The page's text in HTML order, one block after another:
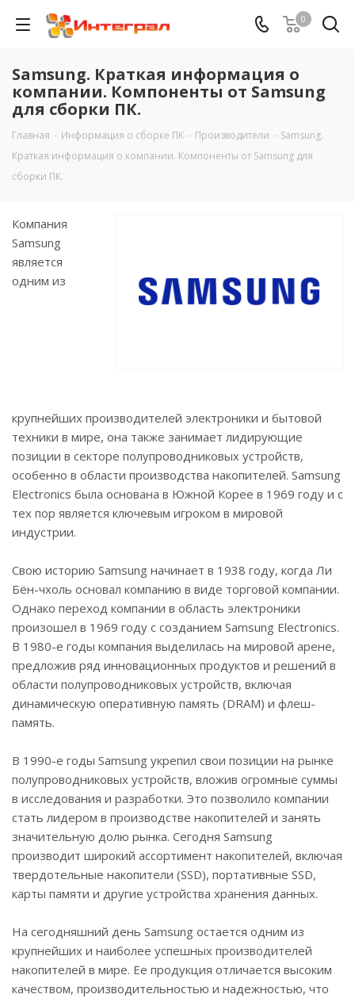
0
Samsung. Краткая информация о
компании. Компоненты от Samsung
для сборки ПК.
Главная - Информация о сборке ПК - Производители - Samsung.
Краткая информация о компании. Компоненты от Samsung для
сборки ПК.
Компания
Samsung
является
одним из
крупнейших производителей электроники и бытовой
техники в мире, она также занимает лидирующие
позиции в секторе полупроводниковых устройств,
особенно в области производства накопителей. Samsung
Electronics была основана в Южной Корее в 1969 году и с
тех пор является ключевым игроком в мировой
индустрии.
Свою историю Samsung начинает в 1938 году, когда Ли
Бён-чхоль основал компанию в виде торговой компании.
Однако переход компании в область электроники
произошел в 1969 году с созданием Samsung Electronics.
В 1980-е годы компания выделилась на мировой арене,
предложив ряд инновационных продуктов и решений в
области полупроводниковых устройств, включая
динамическую оперативную память (DRAM) и флеш-
память.
В 1990-е годы Samsung укрепил свои позиции на рынке
полупроводниковых устройств, вложив огромные суммы
в исследования и разработки. Это позволило компании
стать лидером в производстве накопителей и занять
значительную долю рынка. Сегодня Samsung
производит широкий ассортимент накопителей, включая
твердотельные накопители (SSD), портативные SSD,
карты памяти и другие устройства хранения данных.
На сегодняшний день Samsung остается одним из
крупнейших и наиболее успешных производителей
накопителей в мире. Ее продукция отличается высоким
качеством, производительностью и надежностью, что